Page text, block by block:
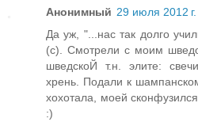
Анонимный 29 июля 2012
Да уж, "...нас так долго
(с). Смотрели с моим
шведскоЙ т.н. элите:
хрень. Подали к
хохотала, моей
:)